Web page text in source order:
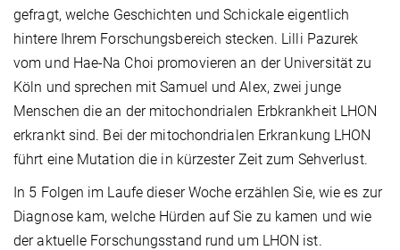
gefragt, welche Geschichten und Schickale eigentlich
hintere Ihrem Forschungsbereich stecken. Lilli Pazurek
vom und Hae-Na Choi promovieren an der Universität zu
Köln und sprechen mit Samuel und Alex, zwei junge
Menschen die an der mitochondrialen Erbkrankheit LHON
erkrankt sind. Bei der mitochondrialen Erkrankung LHON
führt eine Mutation die in kürzester Zeit zum Sehverlust.
In 5 Folgen im Laufe dieser Woche erzählen Sie, wie es zur
Diagnose kam, welche Hürden auf Sie zu kamen und wie
der aktuelle Forschungsstand rund um LHON ist.